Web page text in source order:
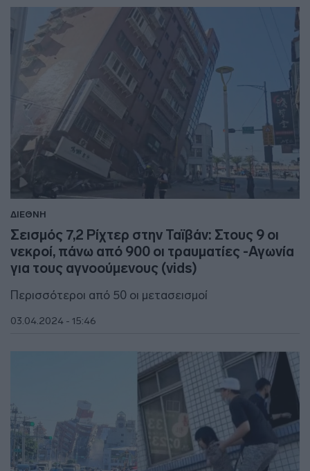
ΔΙΕΘΝΗ
Σεισμός 7,2 Ρίχτερ στην Ταϊβάν: Στους 9 οι
νεκροί, πάνω από 900 οι τραυματίες -Αγωνία
για τους αγνοούμενους (vids)
Περισσότεροι από 50 οι μετασεισμοί
03.04.2024 - 15:46